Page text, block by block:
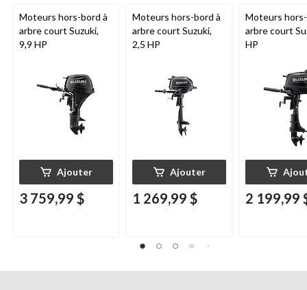
Moteurs hors-bord à
arbre court Suzuki,
9,9 HP
Ajouter
3 759,99 $
Moteurs hors-bord à
arbre court Suzuki,
2,5 HP
Ajouter
1 269,99 $
Moteurs
arbre court
HP
2 199,99